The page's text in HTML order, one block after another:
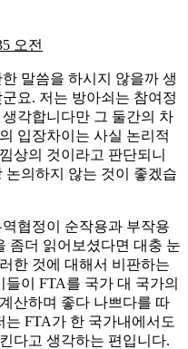
오전
말씀을 하시지 않을까 생
요. 저는 방아쇠는 참여정
각합니다만 그 둘간의 차
입장차이는 사실 논리적
상의 것이라고 판단되니
논의하지 않는 것이 좋겠습
협정이 순작용과 부작용
좀더 읽어보셨다면 대충 눈
한 것에 대해서 비판하는
이 FTA를 국가 대 국가의
산하며 좋다 나쁘다를 따
는 FTA가 한 국가내에서도
다고 생각하는 편입니다.